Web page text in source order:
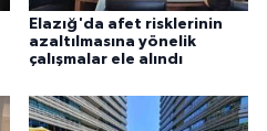
Elazığ'da afet risklerinin
azaltılmasına yönelik
çalışmalar ele alındı